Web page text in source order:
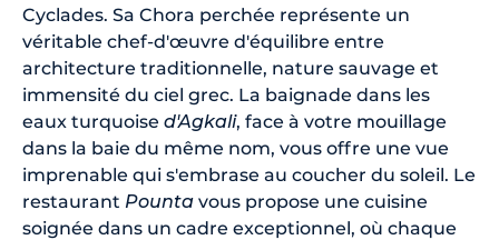
Cyclades. Sa Chora perchée représente un
véritable chef-d'œuvre d'équilibre entre
architecture traditionnelle, nature sauvage et
immensité du ciel grec. La baignade dans les
eaux turquoise d'Agkali, face à votre mouillage
dans la baie du même nom, vous offre une vue
imprenable qui s'embrase au coucher du soleil. Le
restaurant Pounta vous propose une cuisine
soignée dans un cadre exceptionnel, où chaque